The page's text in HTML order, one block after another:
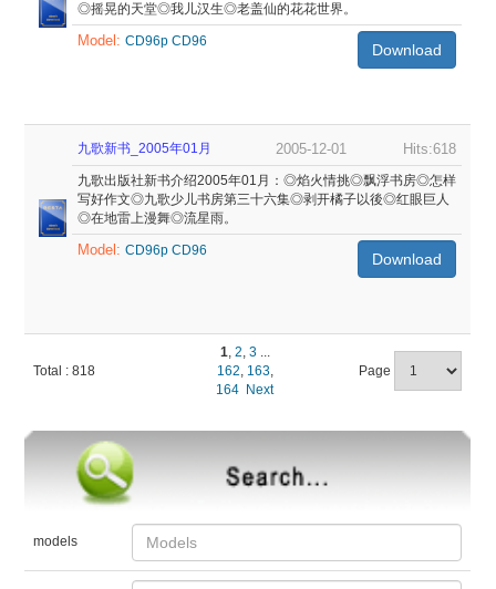
◎摇晃的天堂◎我儿汉生◎老盖仙的花花世界。
Model:CD96p CD96 Download
九歌新书_2005年01月 2005-12-01 Hits:618
九歌出版社新书介绍2005年01月：◎焰火情挑◎飘浮书房◎怎样
写好作文◎九歌少儿书房第三十六集◎剥开橘子以後◎红眼巨人
◎在地雷上漫舞◎流星雨。
Model:CD96p CD96 Download
Total : 818
1, 2, 3...
162, 163,
164 Next
Page
models